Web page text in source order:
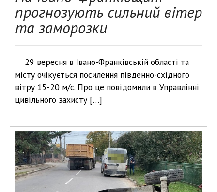
прогнозують сильний вітер
та заморозки
29 вересня в Івано-Франківській області та
місту очікується посилення південно-східного
вітру 15-20 м/с. Про це повідомили в Управлінні
цивільного захисту […]